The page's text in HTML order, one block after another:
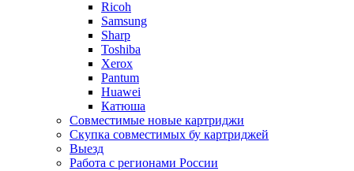
Ricoh
Samsung
Sharp
Toshiba
Xerox
Pantum
Huawei
Катюша
Совместимые новые картриджи
Скупка совместимых бу картриджей
Выезд
Работа с регионами России